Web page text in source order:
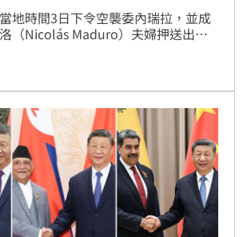
地時間3日下令空襲委內瑞拉，並成
（Nicolás Maduro）夫婦押送出
近平會晤並開心握手，網友盤點發
一帶一路」國家領袖，令「死亡之
塵上。